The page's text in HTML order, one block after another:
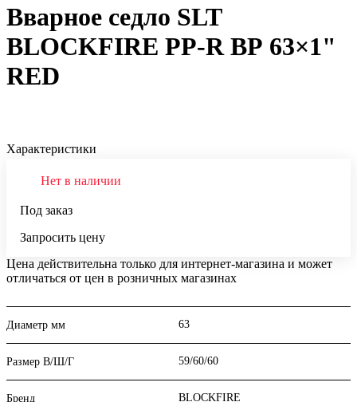
Вварное седло SLT
BLOCKFIRE PP-R ВР 63×1"
RED
Характеристики
Нет в наличии
Под заказ
Запросить цену
Цена действительна только для интернет-магазина и может
отличаться от цен в розничных магазинах
Диаметр мм 63
Размер В/Ш/Г 59/60/60
Бренд BLOCKFIRE